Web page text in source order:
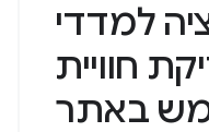
למדדי
חוויית
באתר